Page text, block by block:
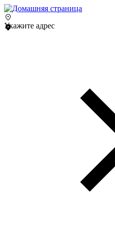
Укажите адрес